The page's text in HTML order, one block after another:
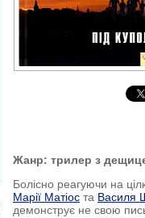
Жанр: трилер з
Болісно реагуючи на
Марії Матіос та Василя
демонструє не свою